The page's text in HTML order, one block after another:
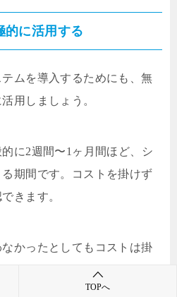
的に活用する
ムを導入するためにも、無
用しましょう。
に2週間〜1ヶ月間ほど、シ
期間です。コストを掛けず
きます。
かったとしてもコストは掛
留められるでしょう。
TOPへ